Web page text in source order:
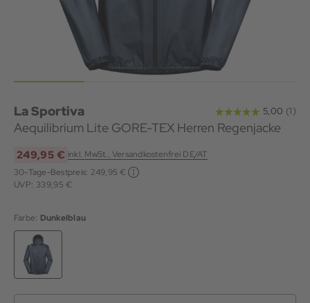
La Sportiva
Aequilibrium Lite GORE-TEX Herren Regenjacke
249,95 € inkl. MwSt., Versandkostenfrei DE/AT
30-Tage-Bestpreis: 249,95 €
UVP: 339,95 €
Farbe: Dunkelblau